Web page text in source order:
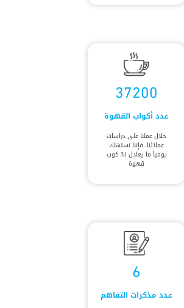
37200
عدد أكواب القهوة
خلال عملنا على دراسات
عملائنا، فإننا نستهلك
يومياً ما يعادل 31 كوب
قهوة
6
عدد مذكرات التفاهم